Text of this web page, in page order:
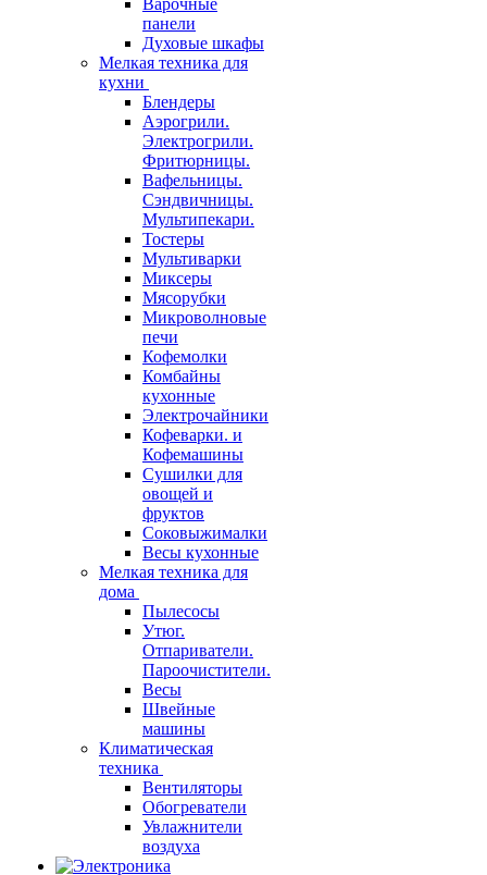
Варочные
панели
Духовые шкафы
Мелкая техника для
кухни
Блендеры
Аэрогрили.
Электрогрили.
Фритюрницы.
Вафельницы.
Сэндвичницы.
Мультипекари.
Тостеры
Мультиварки
Миксеры
Мясорубки
Микроволновые
печи
Кофемолки
Комбайны
кухонные
Электрочайники
Кофеварки. и
Кофемашины
Сушилки для
овощей и
фруктов
Соковыжималки
Весы кухонные
Мелкая техника для
дома
Пылесосы
Утюг.
Отпариватели.
Пароочистители.
Весы
Швейные
машины
Климатическая
техника
Вентиляторы
Обогреватели
Увлажнители
воздуха